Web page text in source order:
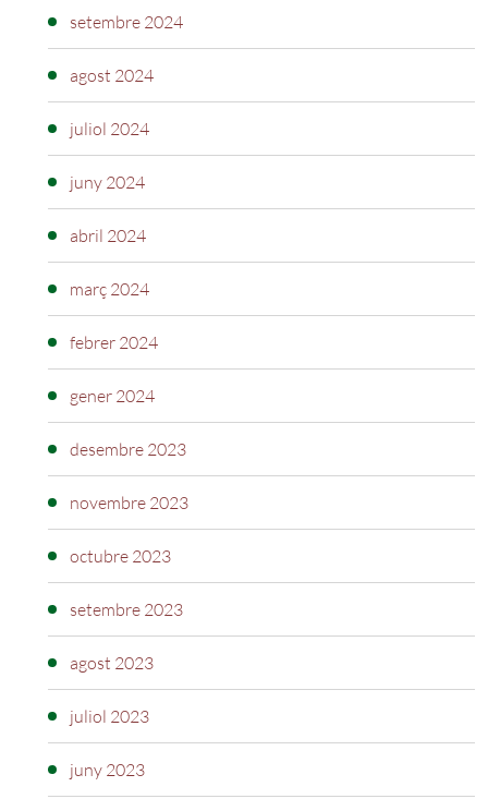
setembre 2024
agost 2024
juliol 2024
juny 2024
abril 2024
març 2024
febrer 2024
gener 2024
desembre 2023
novembre 2023
octubre 2023
setembre 2023
agost 2023
juliol 2023
juny 2023